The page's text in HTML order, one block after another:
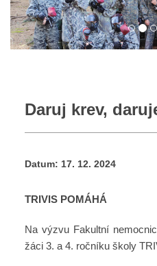
Daruj krev,
Datum: 17. 12. 2024
TRIVIS POMÁHÁ
Na výzvu Fakultní
žáci 3. a 4. ročníku školy